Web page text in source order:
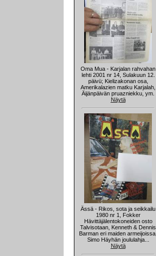
Oma Mua - Karjalan rahvahan
lehti 2001 nr 14, Sulakuun 12.
päivü; Kielizakonan osa,
Amerikalazien matku Karjalah,
Äijänpäivän pruazniekku, ym.
Näytä
Ässä - Rikos, sota ja seikkailu
1980 nr 1, Fokker
Hävittäjälentokoneiden osto
Talvisotaan, Kenneth & Dennis
Barman eri maiden armeijoissa,
Simo Häyhän joululahja...
Näytä